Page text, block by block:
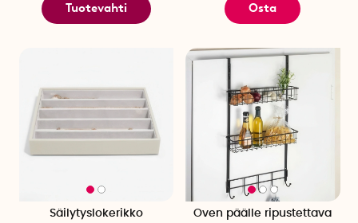
Tuotevahti Osta
Säilytyslokerikko
Oven päälle ripustettava